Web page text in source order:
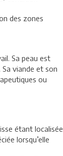
des zones
Sa peau est
viande et son
ou
étant localisée
lorsqu’elle